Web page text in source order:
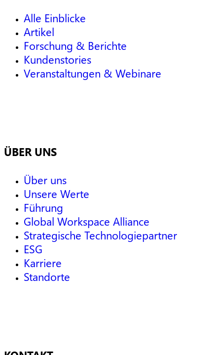
Alle Einblicke
Artikel
Forschung & Berichte
Kundenstories
Veranstaltungen & Webinare
ÜBER UNS
Über uns
Unsere Werte
Führung
Global Workspace Alliance
Strategische Technologiepartner
ESG
Karriere
Standorte